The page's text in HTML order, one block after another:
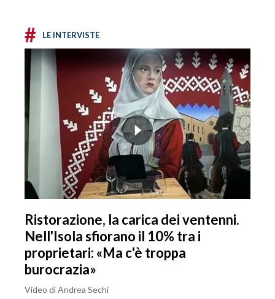
# LE INTERVISTE
Ristorazione, la carica dei ventenni.
Nell'Isola sfiorano il 10% tra i
proprietari: «Ma c'è troppa
burocrazia»
Video di Andrea Sechi